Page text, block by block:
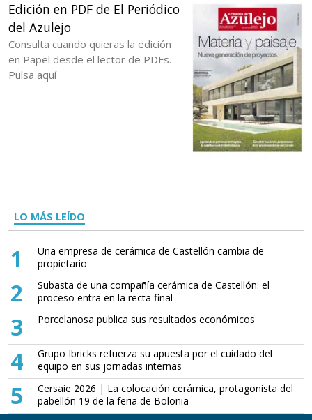
Edición en PDF de El Periódico
del Azulejo
Consulta cuando quieras la edición
en Papel desde el lector de PDFs.
Pulsa aquí
LO MÁS LEÍDO
1
Una empresa de cerámica de Castellón cambia de
propietario
2
Subasta de una compañía cerámica de Castellón: el
proceso entra en la recta final
3 Porcelanosa publica sus resultados económicos
4
Grupo Ibricks refuerza su apuesta por el cuidado del
equipo en sus jornadas internas
5
Cersaie 2026 | La colocación cerámica, protagonista del
pabellón 19 de la feria de Bolonia